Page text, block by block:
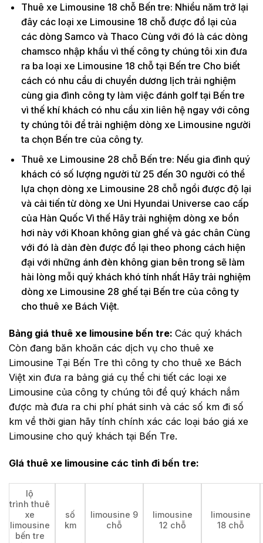
Thuê xe Limousine 18 chỗ Bến tre: Nhiều năm trở lại
đây các loại xe Limousine 18 chỗ được đồ lại của
các dòng Samco và Thaco Cùng với đó là các dòng
chamsco nhập khẩu vì thế công ty chúng tôi xin đưa
ra ba loại xe Limousine 18 chỗ tại Bến tre Cho biết
cách có nhu cầu di chuyển dương lịch trải nghiệm
cùng gia đình công ty làm việc đánh golf tại Bến tre
vì thế khí khách có nhu cầu xin liên hệ ngay với công
ty chúng tôi để trải nghiệm dòng xe Limousine người
ta chọn Bến tre của công ty.
Thuê xe Limousine 28 chỗ Bến tre: Nếu gia đình quý
khách có số lượng người từ 25 đến 30 người có thể
lựa chọn dòng xe Limousine 28 chỗ ngồi được độ lại
và cải tiến từ dòng xe Uni Hyundai Universe cao cấp
của Hàn Quốc Vì thế Hãy trải nghiệm dòng xe bồn
hơi này với Khoan không gian ghế và gác chân Cùng
với đó là dàn đèn được đổ lại theo phong cách hiện
đại với những ánh đèn không gian bên trong sẽ làm
hài lòng mỗi quý khách khó tính nhất Hãy trải nghiệm
dòng xe Limousine 28 ghế tại Bến tre của công ty
cho thuê xe Bách Việt.
Bảng giá thuê xe limousine bến tre: Các quý khách
Còn đang băn khoăn các dịch vụ cho thuê xe
Limousine Tại Bến Tre thì công ty cho thuê xe Bách
Việt xin đưa ra bảng giá cụ thể chi tiết các loại xe
Limousine của công ty chúng tôi để quý khách nắm
được mà đưa ra chi phí phát sinh và các số km đi số
km về thời gian hãy tính chính xác các loại báo giá xe
Limousine cho quý khách tại Bến Tre.
GIá thuê xe limousine các tỉnh đi bến tre:
lộ
trình thuê
xe
limousine
bến tre
số
km
limousine 9
chỗ
limousine
12 chỗ
limousine
18 chỗ